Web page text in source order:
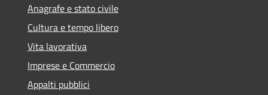
Anagrafe e stato civile
Cultura e tempo libero
Vita lavorativa
Imprese e Commercio
Appalti pubblici